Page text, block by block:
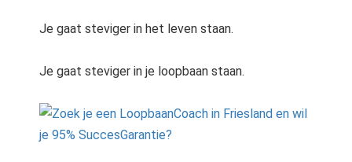
Je gaat steviger in het leven staan.
Je gaat steviger in je loopbaan staan.